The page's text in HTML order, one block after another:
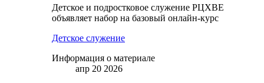
Детское и подростковое служение РЦХВЕ
объявляет набор на базовый онлайн-курс
Детское служение
Информация о материале
апр 20 2026